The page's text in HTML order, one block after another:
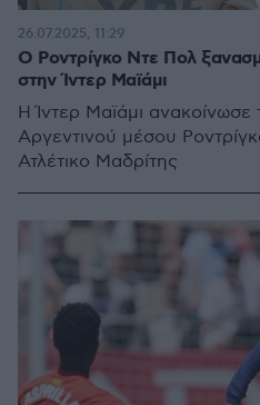
Ο Ροντρίγκο Ντε Πολ
στην Ίντερ Μαϊάμι
Η Ίντερ Μαϊάμι
Αργεντινού μέσου
Ατλέτικο Μαδρίτης
26.07.2025, 11:29